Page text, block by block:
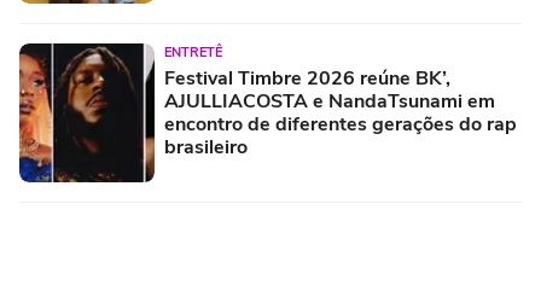
ENTRETÊ
Festival Timbre 2026 reúne BK’,
AJULLIACOSTA e NandaTsunami em
encontro de diferentes gerações do rap
brasileiro